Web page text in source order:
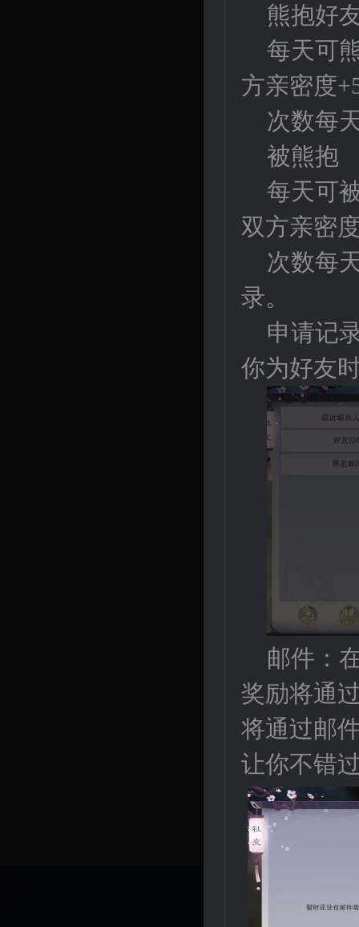
熊抱好
每天可
方亲密度
次数每
被熊抱
每天可
双方亲密
次数每
录。
申请记
你为好友
邮件：
奖励将通
将通过邮
让你不错